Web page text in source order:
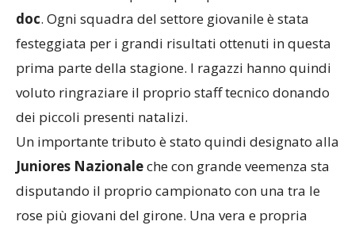
Alla serata hanno partecipato più di350 rossoblù
doc. Ogni squadra del settore giovanile è stata
festeggiata per i grandi risultati ottenuti in questa
prima parte della stagione. I ragazzi hanno quindi
voluto ringraziare il proprio staff tecnico donando
dei piccoli presenti natalizi.
Un importante tributo è stato quindi designato alla
Juniores Nazionaleche con grande veemenza sta
disputando il proprio campionato con una tra le